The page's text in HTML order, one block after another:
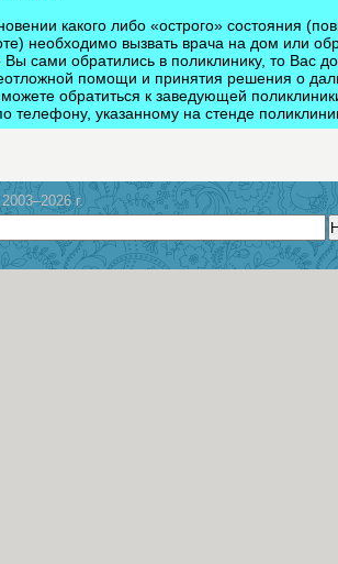
какого либо «острого» состояния
необходимо вызвать врача на дом или
сами обратились в поликлинику, то Вас
помощи и принятия решения о
обратиться к заведующей
телефону, указанному на стенде
г.